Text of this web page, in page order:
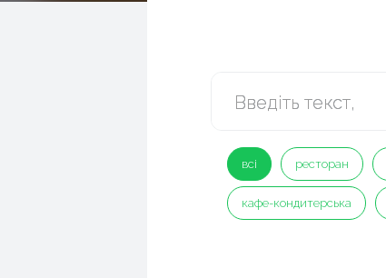
всі ресторан
кафе-кондитерська